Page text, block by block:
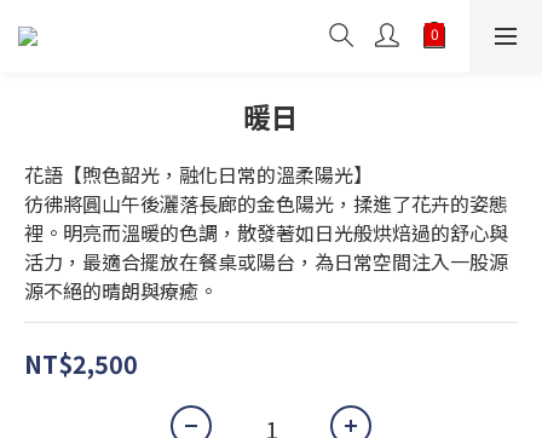
暖日
花語【煦色韶光，融化日常的溫柔陽光】
彷彿將圓山午後灑落長廊的金色陽光，揉進了花卉的姿態
裡。明亮而溫暖的色調，散發著如日光般烘焙過的舒心與
活力，最適合擺放在餐桌或陽台，為日常空間注入一股源
源不絕的晴朗與療癒。
NT$2,500